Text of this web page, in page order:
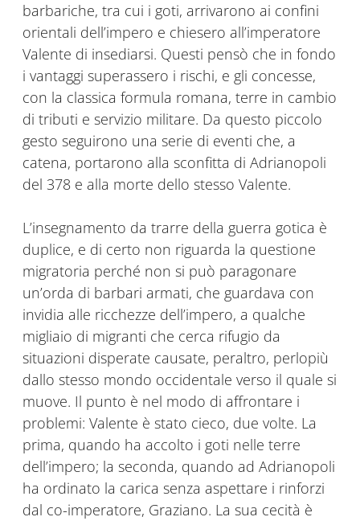
barbariche, tra cui i goti, arrivarono ai confini
orientali dell’impero e chiesero all’imperatore
Valente di insediarsi. Questi pensò che in fondo
i vantaggi superassero i rischi, e gli concesse,
con la classica formula romana, terre in cambio
di tributi e servizio militare. Da questo piccolo
gesto seguirono una serie di eventi che, a
catena, portarono alla sconfitta di Adrianopoli
del 378 e alla morte dello stesso Valente.
L’insegnamento da trarre della guerra gotica è
duplice, e di certo non riguarda la questione
migratoria perché non si può paragonare
un’orda di barbari armati, che guardava con
invidia alle ricchezze dell’impero, a qualche
migliaio di migranti che cerca rifugio da
situazioni disperate causate, peraltro, perlopiù
dallo stesso mondo occidentale verso il quale si
muove. Il punto è nel modo di affrontare i
problemi: Valente è stato cieco, due volte. La
prima, quando ha accolto i goti nelle terre
dell’impero; la seconda, quando ad Adrianopoli
ha ordinato la carica senza aspettare i rinforzi
dal co-imperatore, Graziano. La sua cecità è